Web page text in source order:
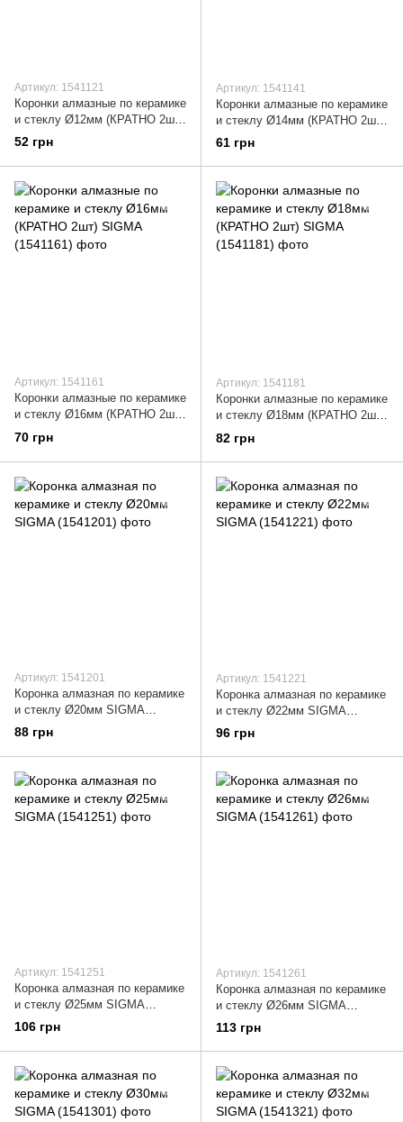
Артикул: 1541121
Коронки алмазные по керамике
и стеклу Ø12мм (КРАТНО 2шт)
SIGMA (1541121)
52 грн
Артикул: 1541141
Коронки алмазные по керамике
и стеклу Ø14мм (КРАТНО 2шт)
SIGMA (1541141)
61 грн
Артикул: 1541161
Коронки алмазные по керамике
и стеклу Ø16мм (КРАТНО 2шт)
SIGMA (1541161)
70 грн
Артикул: 1541181
Коронки алмазные по керамике
и стеклу Ø18мм (КРАТНО 2шт)
SIGMA (1541181)
82 грн
Артикул: 1541201
Коронка алмазная по керамике
и стеклу Ø20мм SIGMA
(1541201)
88 грн
Артикул: 1541221
Коронка алмазная по керамике
и стеклу Ø22мм SIGMA
(1541221)
96 грн
Артикул: 1541251
Коронка алмазная по керамике
и стеклу Ø25мм SIGMA
(1541251)
106 грн
Артикул: 1541261
Коронка алмазная по керамике
и стеклу Ø26мм SIGMA
(1541261)
113 грн